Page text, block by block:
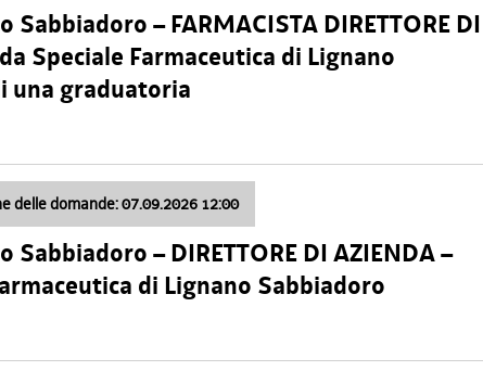
– FARMACISTA DIRETTORE DI
Speciale Farmaceutica di Lignano
una graduatoria
delle domande: 07.09.2026 12:00
– DIRETTORE DI AZIENDA –
di Lignano Sabbiadoro